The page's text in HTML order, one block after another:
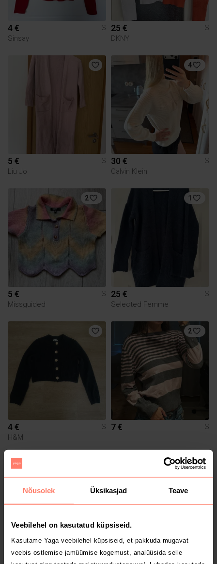
Nõusolek Üksikasjad Teave
Veebilehel on kasutatud küpsiseid.
Kasutame Yaga veebilehel küpsiseid, et pakkuda mugavat
veebis ostlemise jamüümise kogemust, analüüsida selle
4 €
S
Sinsay
25 €
S
DKNY
5 €
S
Liu Jo
4
30 €
S
Calvin Klein
2
5 €
S
Missguided
1
25 €
S
Selected Femme
4 €
S
H&M
2
7 € S
2 € 7 €